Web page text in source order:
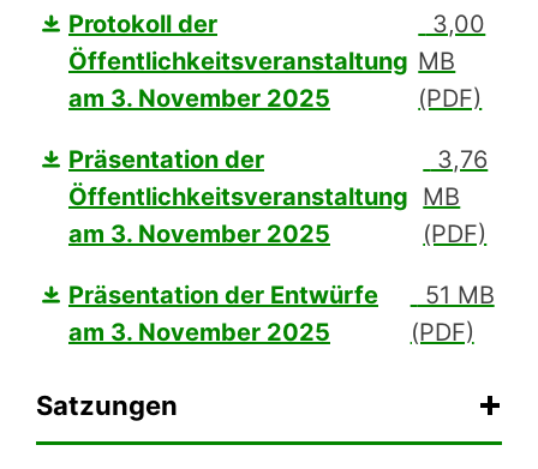
Protokoll der
Öffentlichkeitsveranstaltung
am 3. November 2025
3,00
MB
(PDF)
Präsentation der
Öffentlichkeitsveranstaltung
am 3. November 2025
3,76
MB
(PDF)
Präsentation der Entwürfe
am 3. November 2025
51 MB
(PDF)
Satzungen